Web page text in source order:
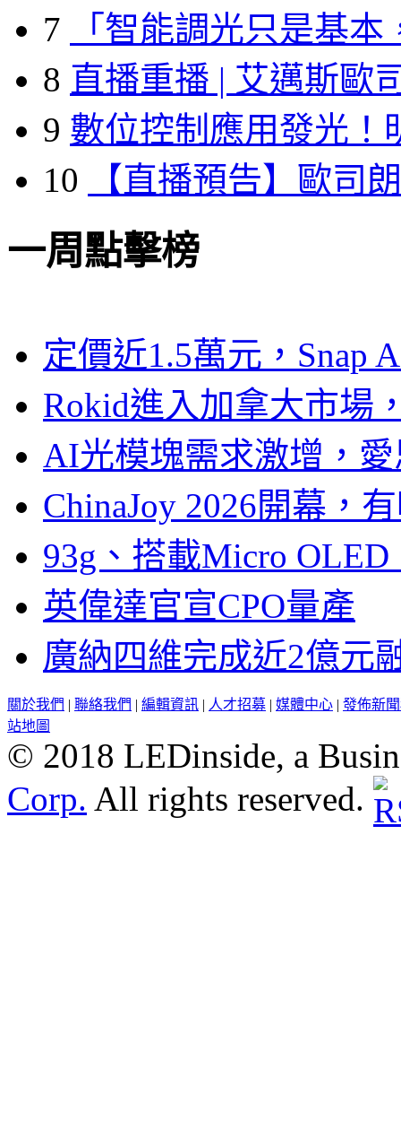
7
「智能調光只是基本
8 直播重播 | 艾邁斯歐
9 數位控制應用發光！
10
【直播預告】歐司
一周點擊榜
定價近1.5萬元，Snap
Rokid進入加拿大市場
AI光模塊需求激增，
ChinaJoy 2026開幕，
93g、搭載Micro
英偉達官宣CPO量產
廣納四維完成近2億元
關於我們 | 聯絡我們 | 編輯資訊 | 人才招募 | 媒體中心 | 發佈新
站地圖
© 2018 LEDinside, a
Corp. All rights reserved.